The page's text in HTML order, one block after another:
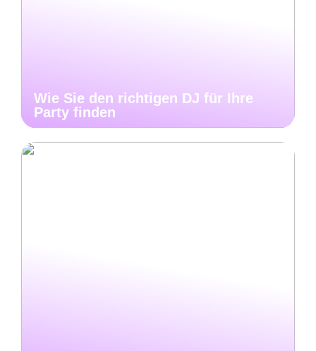
Wie Sie den richtigen DJ für Ihre
Party finden